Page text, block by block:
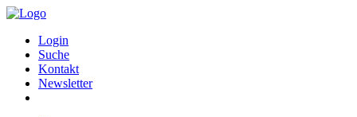
Login
Suche
Kontakt
Newsletter